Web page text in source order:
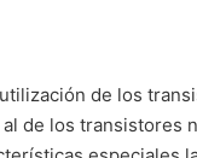
de los
de los transistores